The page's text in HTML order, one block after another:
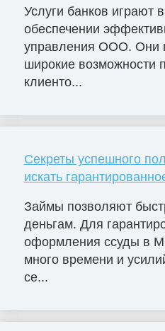
Услуги банков играют
обеспечении
управления ООО. Они
широкие возможности
клиенто...
Секреты успешного
искать
Займы позволяют
деньгам. Для
оформления ссуды в
много времени и
се...